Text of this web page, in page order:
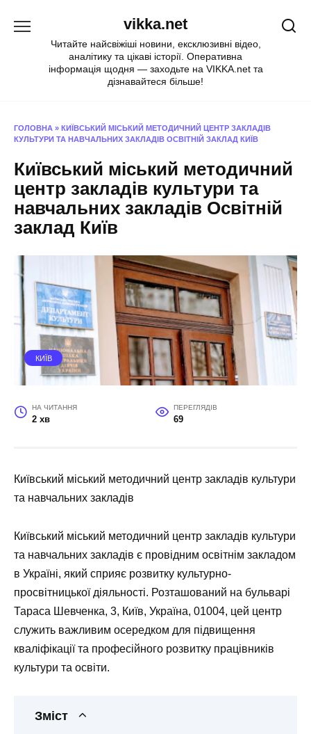
vikka.net
Читайте найсвіжіші новини, ексклюзивні відео,
аналітику та цікаві історії. Оперативна
інформація щодня — заходьте на VIKKA.net та
дізнавайтеся більше!
ГОЛОВНА » КИЇВСЬКИЙ МІСЬКИЙ МЕТОДИЧНИЙ ЦЕНТР ЗАКЛАДІВ
КУЛЬТУРИ ТА НАВЧАЛЬНИХ ЗАКЛАДІВ ОСВІТНІЙ ЗАКЛАД КИЇВ
Київський міський методичний
центр закладів культури та
навчальних закладів Освітній
заклад Київ
КИЇВ
НА ЧИТАННЯ
2 хв
ПЕРЕГЛЯДІВ
69
Київський міський методичний центр закладів культури
та навчальних закладів
Київський міський методичний центр закладів культури
та навчальних закладів є провідним освітнім закладом
в Україні, який сприяє розвитку культурно-
просвітницької діяльності. Розташований на бульварі
Тараса Шевченка, 3, Київ, Україна, 01004, цей центр
служить важливим осередком для підвищення
кваліфікації та професійного розвитку працівників
культури та освіти.
Зміст